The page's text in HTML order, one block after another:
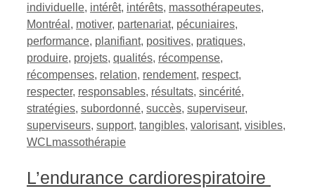
individuelle, intérêt, intérêts, massothérapeutes,
Montréal , motiver, partenariat, pécuniaires,
performance, planifiant, positives, pratiques,
produire, projets, qualités, récompense,
récompenses, relation, rendement, respect,
respecter, responsables, résultats, sincérité,
stratégies, subordonné, succès, superviseur,
superviseurs, support, tangibles, valorisant, visibles,
WCLmassothérapie
L’endurance cardiorespiratoire